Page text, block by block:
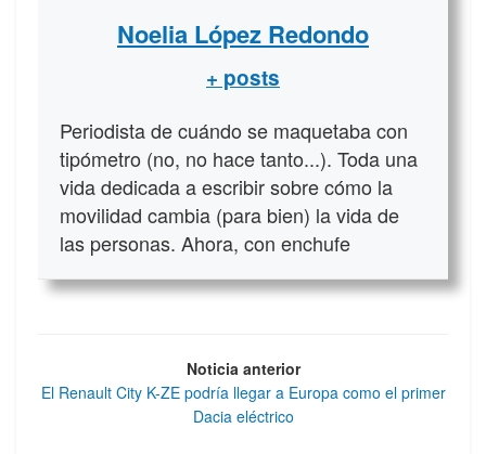
Noelia López Redondo
+ posts
Periodista de cuándo se maquetaba con
tipómetro (no, no hace tanto...). Toda una
vida dedicada a escribir sobre cómo la
movilidad cambia (para bien) la vida de
las personas. Ahora, con enchufe
Noticia anterior
El Renault City K-ZE podría llegar a Europa como el primer
Dacia eléctrico